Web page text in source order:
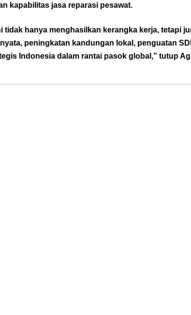
kapabilitas jasa reparasi pesawat.
tidak hanya menghasilkan kerangka kerja, tetapi
peningkatan kandungan lokal, penguatan
Indonesia dalam rantai pasok global,” tutup